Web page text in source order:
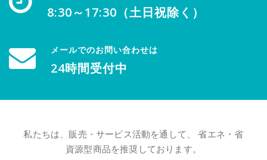
8:30～17:30（土日祝除く）
メールでのお問い合わせは
24時間受付中
私たちは、販売・サービス活動を通して、 省エネ・省
資源型商品を推奨しております。